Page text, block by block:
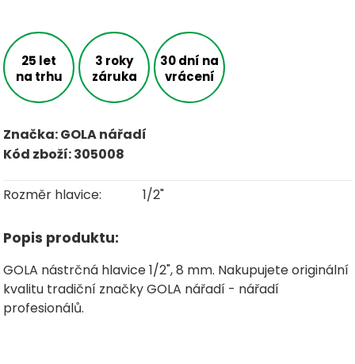
25 let
na trhu
3 roky
záruka
30 dní na
vrácení
Značka: GOLA nářadí
Kód zboží: 305008
Rozměr hlavice: 1/2"
Popis produktu:
GOLA nástrčná hlavice 1/2", 8 mm. Nakupujete originální
kvalitu tradiční značky GOLA nářadí - nářadí
profesionálů.